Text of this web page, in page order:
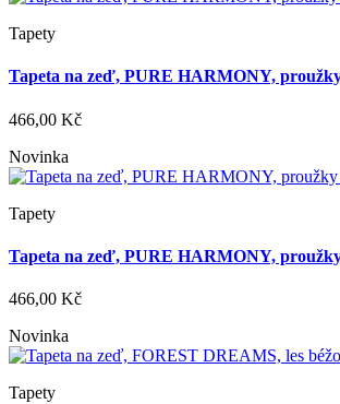
Tapety
Tapeta na zeď, PURE HARMONY,
466,00 Kč
Novinka
Tapety
Tapeta na zeď, PURE HARMONY,
466,00 Kč
Novinka
Tapety